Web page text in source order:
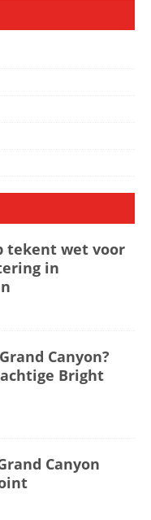
tekent wet voor
in
Canyon?
Bright
Canyon